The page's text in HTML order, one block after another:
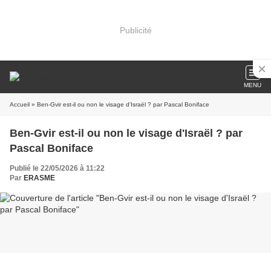
Publicité
MENU
Accueil » Ben-Gvir est-il ou non le visage d'Israël ? par Pascal Boniface
Ben-Gvir est-il ou non le visage d'Israël ? par
Pascal Boniface
Publié le 22/05/2026 à 11:22
Par ERASME